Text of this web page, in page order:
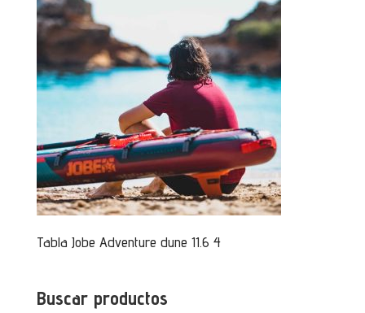
Tabla Jobe Adventure dune 11.6 4
Buscar productos